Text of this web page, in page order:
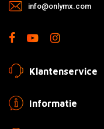
info@onlymx.com
Klantenservice
Informatie